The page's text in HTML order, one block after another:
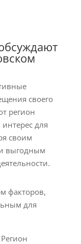
своего
регион
для
своим
выгодным
факторов,
для